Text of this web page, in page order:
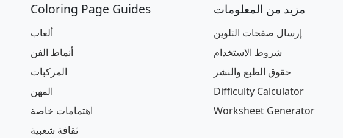
Coloring Page Guides
ألعاب
أنماط الفن
المركبات
المهن
اهتمامات خاصة
ثقافة شعبية
مزيد من المعلومات
إرسال صفحات التلوين
شروط الاستخدام
حقوق الطبع والنشر
Difficulty Calculator
Worksheet Generator